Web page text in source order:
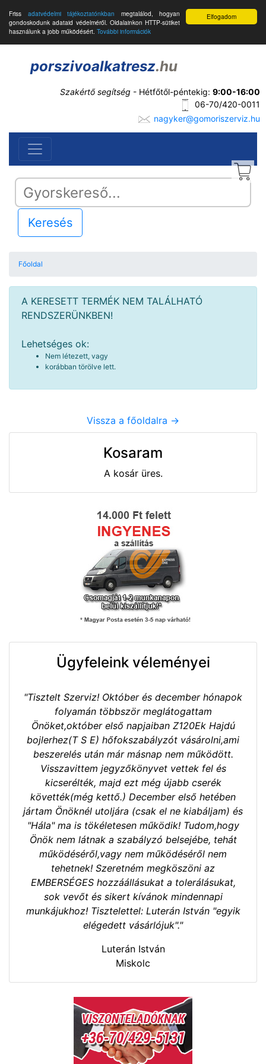
Elfogadom
Friss adatvédelmi tájékoztatónkban megtalálod, hogyan
gondoskodunk adataid védelméről. Oldalainkon HTTP-sütiket
használunk a jobb működésért. További információk
porszivoalkatresz.hu
Szakértő segítség - Hétfőtől-péntekig: 9:00-16:00
06-70/420-0011
nagyker@gomoriszerviz.hu
Keresés
Főoldal
A KERESETT TERMÉK NEM TALÁLHATÓ
RENDSZERÜNKBEN!
Lehetséges ok:
Nem létezett, vagy
korábban törölve lett.
Vissza a főoldalra ->
Kosaram
A kosár üres.
Ügyfeleink véleményei
"Tisztelt Szerviz! Október és december hónapok
folyamán többször meglátogattam
Önöket,október első napjaiban Z120Ek Hajdú
bojlerhez(T S E) hőfokszabályzót vásárolni,ami
beszerelés után már másnap nem működött.
Visszavittem jegyzőkönyvet vettek fel és
kicserélték, majd ezt még újabb cserék
követték(még kettő.) December első hetében
jártam Önöknél utoljára (csak el ne kiabáljam) és
"Hála" ma is tökéletesen működik! Tudom,hogy
Önök nem látnak a szabályzó belsejébe, tehát
működéséről,vagy nem működéséről nem
tehetnek! Szeretném megköszöni az
EMBERSÉGES hozzáállásukat a tolerálásukat,
sok vevőt és sikert kívánok mindennapi
munkájukhoz! Tisztelettel: Luterán István "egyik
elégedett vásárlójuk"."
Luterán István
Miskolc